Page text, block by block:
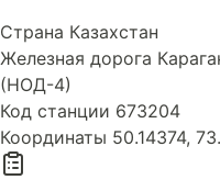
Страна Казахстан
Железная дорога
(НОД-4)
Код станции 673204
Координаты 50.14374,